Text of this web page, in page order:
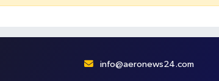
info@aeronews24.com